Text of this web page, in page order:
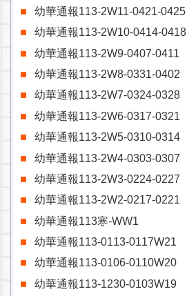
幼華通報113-2W11-0421-0425
幼華通報113-2W10-0414-0418
幼華通報113-2W9-0407-0411
幼華通報113-2W8-0331-0402
幼華通報113-2W7-0324-0328
幼華通報113-2W6-0317-0321
幼華通報113-2W5-0310-0314
幼華通報113-2W4-0303-0307
幼華通報113-2W3-0224-0227
幼華通報113-2W2-0217-0221
幼華通報113寒-WW1
幼華通報113-0113-0117W21
幼華通報113-0106-0110W20
幼華通報113-1230-0103W19